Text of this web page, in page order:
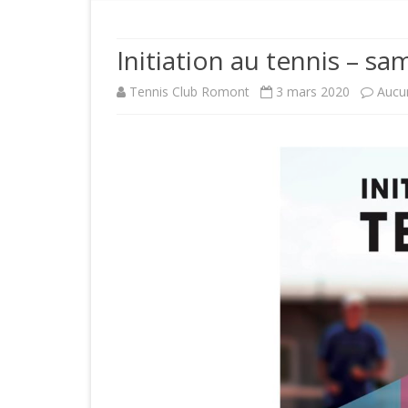
ACCÈS
COMITÉ
LICENCES
CLUB
Initiation au tennis –
Tennis Club Romont 3 mars 2020